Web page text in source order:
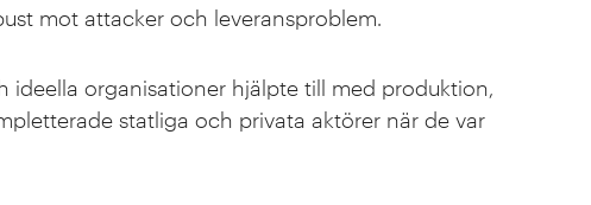
mot attacker och leveransproblem.
ideella organisationer hjälpte till med produktion,
statliga och privata aktörer när de var